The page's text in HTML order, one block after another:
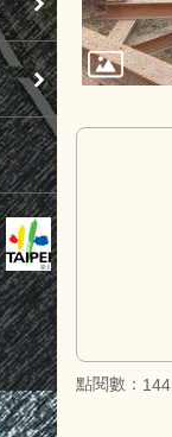
點閱數： 144